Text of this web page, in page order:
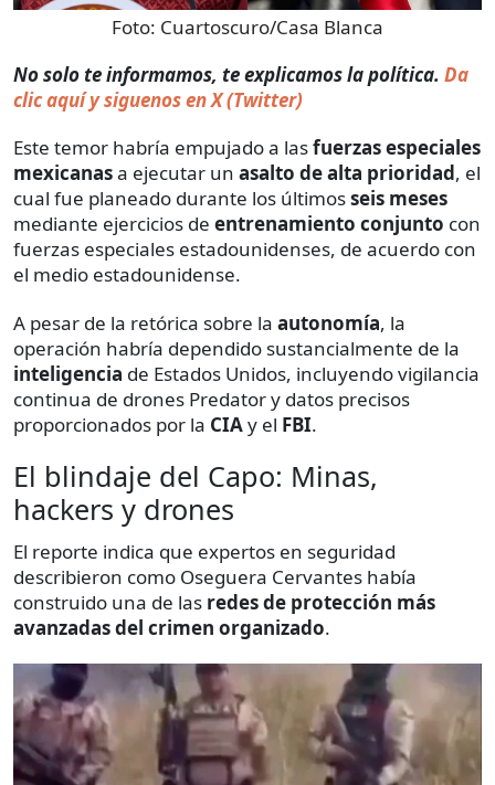
Foto: Cuartoscuro/Casa Blanca
No solo te informamos, te explicamos la política. Da
clic aquí y siguenos en X (Twitter)
Este temor habría empujado a lasfuerzas especiales
mexicanasa ejecutar un asalto de alta prioridad, el
cual fue planeado durante los últimosseis meses
mediante ejercicios de entrenamiento conjunto con
fuerzas especiales estadounidenses, de acuerdo con
el medio estadounidense.
A pesar de la retórica sobre la autonomía, la
operación habría dependido sustancialmente de la
inteligencia de Estados Unidos, incluyendo vigilancia
continua de drones Predator y datos precisos
proporcionados por la CIAy el FBI.
El blindaje del Capo: Minas,
hackers y drones
El reporte indica que expertos en seguridad
describieron como Oseguera Cervantes había
construido una de las redes de protección más
avanzadas del crimen organizado.